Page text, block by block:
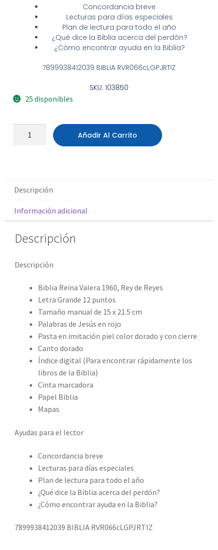
Concordancia breve
Lecturas para días especiales
Plan de lectura para todo el año
¿Qué dice la Biblia acerca del perdón?
¿Cómo encontrar ayuda en la Biblia?
7899938412039 BIBLIA RVR066cLGPJRTIZ
SKU: 103850
25 disponibles
Añadir Al Carrito
Descripción
Información adicional
Descripción
Descripción
Biblia Reina Valera 1960, Rey de Reyes
Letra Grande 12 puntos
Tamaño manual de 15 x 21.5 cm
Palabras de Jesús en rojo
Pasta en imitación piel color dorado y con cierre
Canto dorado
Índice digital (Para encontrar rápidamente los
libros de la Biblia)
Cinta marcadora
Papel Biblia
Mapas
Ayudas para el lector
Concordancia breve
Lecturas para días especiales
Plan de lectura para todo el año
¿Qué dice la Biblia acerca del perdón?
¿Cómo encontrar ayuda en la Biblia?
7899938412039 BIBLIA RVR066cLGPJRTIZ